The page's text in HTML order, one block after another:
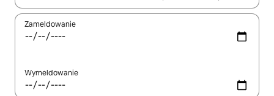
Zameldowanie
Wymeldowanie